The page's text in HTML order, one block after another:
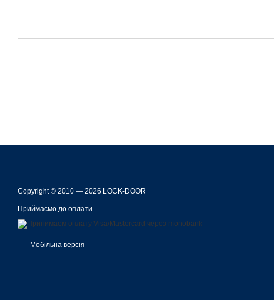
Copyright © 2010 — 2026 LOCK-DOOR
Приймаємо до оплати
Мобільна версія